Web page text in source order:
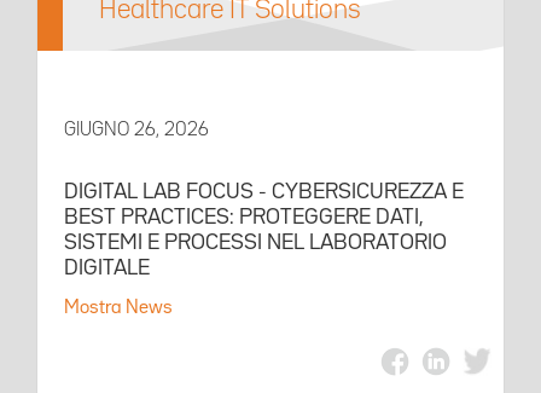
Healthcare IT Solutions
GIUGNO 26, 2026
DIGITAL LAB FOCUS - CYBERSICUREZZA E
BEST PRACTICES: PROTEGGERE DATI,
SISTEMI E PROCESSI NEL LABORATORIO
DIGITALE
Mostra News